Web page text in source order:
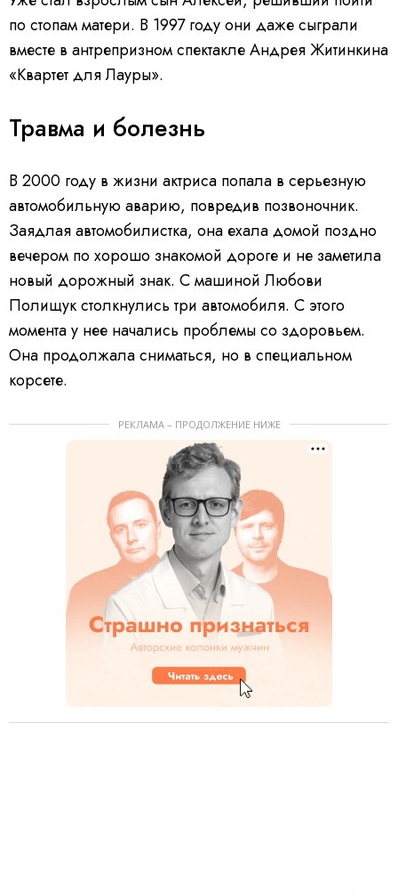
по стопам матери. В 1997 году они даже сыграли
вместе в антрепризном спектакле Андрея Житинкина
«Квартет для Лауры».
Травма и болезнь
В 2000 году в жизни актриса попала в серьезную
автомобильную аварию, повредив позвоночник.
Заядлая автомобилистка, она ехала домой поздно
вечером по хорошо знакомой дороге и не заметила
новый дорожный знак. С машиной Любови
Полищук столкнулись три автомобиля. С этого
момента у нее начались проблемы со здоровьем.
Она продолжала сниматься, но в специальном
корсете.
РЕКЛАМА – ПРОДОЛЖЕНИЕ НИЖЕ